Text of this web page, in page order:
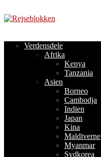
til
Verdensdele
Afrika
Kenya
Tanzania
Asien
Borneo
Cambodja
Indien
Japan
Kina
Maldiverne
Myanmar
Sydkorea